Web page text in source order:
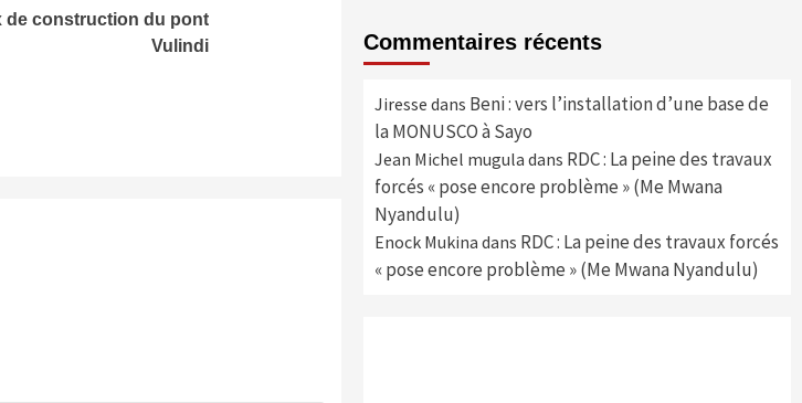
de construction du pont
Vulindi
Commentaires récents
Jiresse dans Beni : vers l’installation d’une base de
la MONUSCO à Sayo
Jean Michel mugula dans RDC : La peine des travaux
forcés « pose encore problème » (Me Mwana
Nyandulu)
Enock Mukina dans RDC : La peine des travaux forcés
« pose encore problème » (Me Mwana Nyandulu)